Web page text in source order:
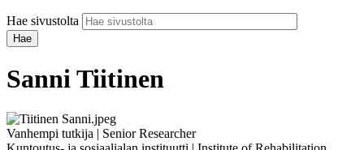
Hae sivustolta
Sanni Tiitinen
Vanhempi tutkija | Senior Researcher